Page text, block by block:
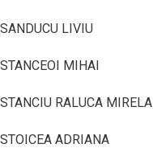
SANDUCU LIVIU
STANCEOI MIHAI
STANCIU RALUCA MIRELA
STOICEA ADRIANA